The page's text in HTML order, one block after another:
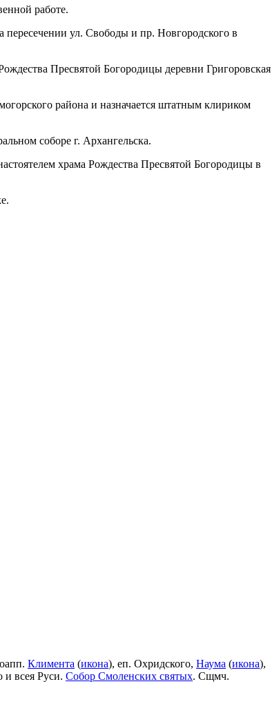
работе.
пересечении ул. Свободы и пр. Новгородского в
Пресвятой Богородицы деревни Григоровская
района и назначается штатным клириком
соборе г. Архангельска.
храма Рождества Пресвятой Богородицы в
Климента (икона), еп. Охридского, Наума (икона),
и всея Руси. Собор Смоленских святых. Сщмч.